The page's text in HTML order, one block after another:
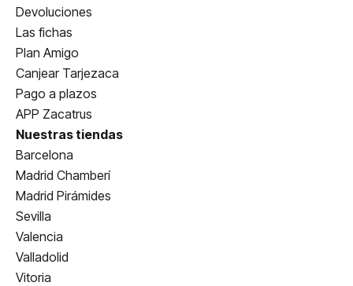
Devoluciones
Las fichas
Plan Amigo
Canjear Tarjezaca
Pago a plazos
APP Zacatrus
Nuestras tiendas
Barcelona
Madrid Chamberí
Madrid Pirámides
Sevilla
Valencia
Valladolid
Vitoria